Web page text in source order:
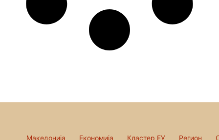
Македонија Економија Кластер ЕУ Регион